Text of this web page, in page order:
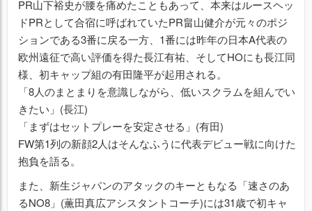
PR山下裕史が腰を痛めたこともあって、本来はルースヘッ
ドPRとして合宿に呼ばれていたPR畠山健介が元々のポジ
ションである3番に戻る一方、1番には昨年の日本A代表の
欧州遠征で高い評価を得た長江有祐、そしてHOにも長江同
様、初キャップ組の有田隆平が起用される。
「8人のまとまりを意識しながら、低いスクラムを組んでい
きたい」(長江)
「まずはセットプレーを安定させる」(有田)
FW第1列の新顔2人はそんなふうに代表デビュー戦に向けた
抱負を語る。
また、新生ジャパンのアタックのキーともなる「速さのあ
るNO8」(薫田真広アシスタントコーチ)には31歳で初キャ